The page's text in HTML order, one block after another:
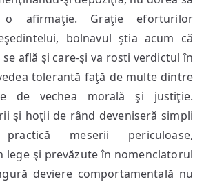
o afirmaţie. Graţie eforturilor
bolnavul ştia acum că
află şi care-şi va rosti verdictul în
tolerantă faţă de multe dintre
de vechea morală şi justiţie.
şi hoţii de rând deveniseră simpli
meserii periculoase,
lege şi prevăzute în nomenclatorul
deviere comportamentală nu